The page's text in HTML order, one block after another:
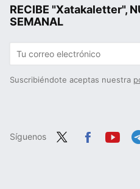
RECIBE "Xatakaletter",
SEMANAL
Suscribiéndote aceptas nuestra
Síguenos